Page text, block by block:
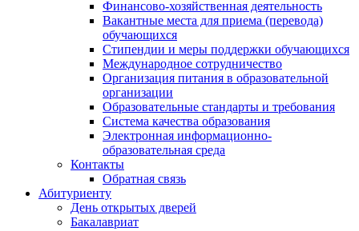
Финансово-хозяйственная деятельность
Вакантные места для приема (перевода)
обучающихся
Стипендии и меры поддержки обучающихся
Международное сотрудничество
Организация питания в образовательной
организации
Образовательные стандарты и требования
Система качества образования
Электронная информационно-
образовательная среда
Контакты
Обратная связь
Абитуриенту
День открытых дверей
Бакалавриат